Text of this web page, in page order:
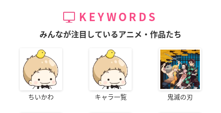
KEYWORDS
みんなが注目しているアニメ・作品たち
ちいかわ キャラ一覧 鬼滅の刃